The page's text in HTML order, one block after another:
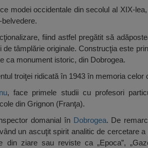
modei occidentale din secolul al XIX-
fiind astfel pregătit să
tâmplărie originale. Construcţia este
ca monument istoric, din Dobrogea.
troiţei ridicată în 1943 în memoria celor
, face primele studii cu profesori
din Grignon (Franţa).
domanial în Dobrogea. De
un ascuţit spirit analitic de cercetare
ziare sau reviste ca „Epoca”,